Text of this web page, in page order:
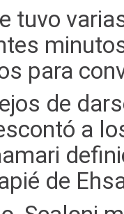
tuvo
para
de
a
de